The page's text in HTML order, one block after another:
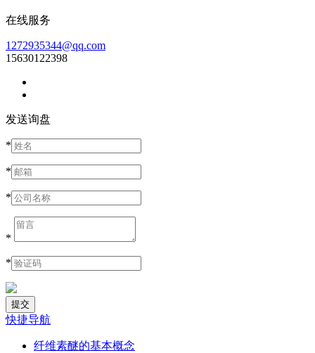
在线服务
1272935344@qq.com
15630122398
发送询盘
*
*
*
*
*
快捷导航
纤维素醚的基本概念